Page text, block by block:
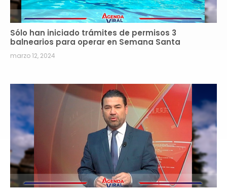
Sólo han iniciado trámites de permisos 3
balnearios para operar en Semana Santa
marzo 12, 2024